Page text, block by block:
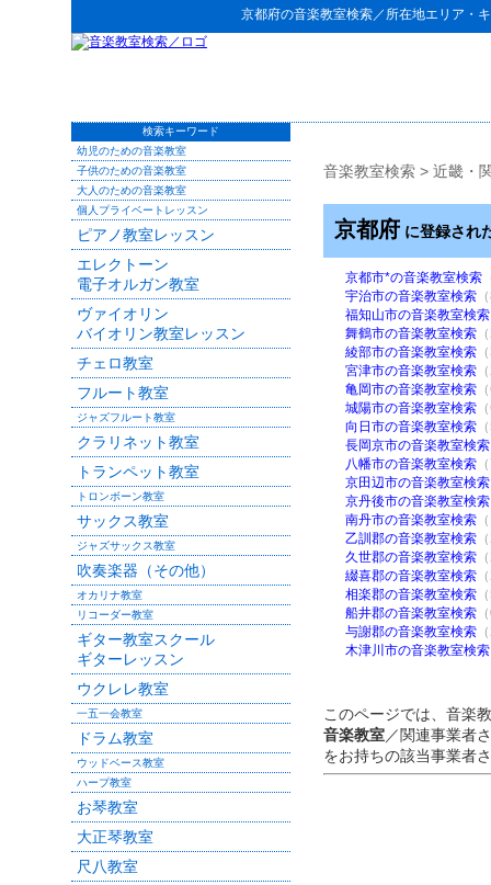
京都府の音楽教室検索／所在地エリア・
音楽教室検索 > 近畿・
京都府 に登録され
京都市*の音楽教室検索
宇治市の音楽教室検索
福知山市の音楽教室検索
舞鶴市の音楽教室検索
綾部市の音楽教室検索
宮津市の音楽教室検索
亀岡市の音楽教室検索
城陽市の音楽教室検索
向日市の音楽教室検索
長岡京市の音楽教室検索
八幡市の音楽教室検索
京田辺市の音楽教室検索
京丹後市の音楽教室検索
南丹市の音楽教室検索
乙訓郡の音楽教室検索
久世郡の音楽教室検索
綴喜郡の音楽教室検索
相楽郡の音楽教室検索
船井郡の音楽教室検索
与謝郡の音楽教室検索
木津川市の音楽教室検索
このページでは、音楽
音楽教室／関連事業者
をお持ちの該当事業者
検索キーワード
幼児のための音楽教室
子供のための音楽教室
大人のための音楽教室
個人プライベートレッスン
ピアノ教室レッスン
エレクトーン
電子オルガン教室
ヴァイオリン
バイオリン教室レッスン
チェロ教室
フルート教室
ジャズフルート教室
クラリネット教室
トランペット教室
トロンボーン教室
サックス教室
ジャズサックス教室
吹奏楽器（その他）
オカリナ教室
リコーダー教室
ギター教室スクール
ギターレッスン
ウクレレ教室
一五一会教室
ドラム教室
ウッドベース教室
ハープ教室
お琴教室
大正琴教室
尺八教室